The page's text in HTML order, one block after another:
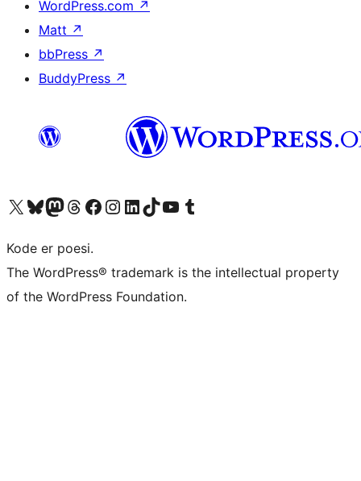
WordPress.com ↗
Matt ↗
bbPress ↗
BuddyPress ↗
Besøk vår konto på X Visit our Bluesky account
Besøk vår Mastodon-konto
Visit our Threads account
Besøk vår Facebook-sideBesøk vår Instagram-konto
Besøk vår LinkedIn-konto
Visit our TikTok account
Visit our YouTube channel
Visit our Tumblr account
Kode er poesi.
The WordPress® trademark is the intellectual property
of the WordPress Foundation.